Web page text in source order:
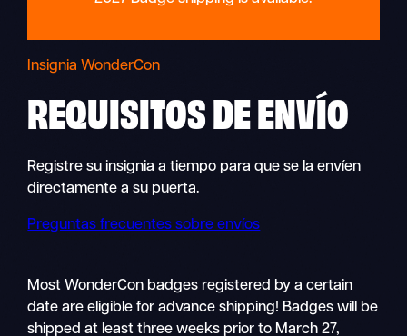
Insignia WonderCon
REQUISITOS DEENVÍO
Registre su insignia a tiempo para que se la envíen
directamente a su puerta.
Preguntas frecuentes sobre envíos
Most WonderCon badges registered by a certain
date are eligible for advance shipping! Badges will be
shipped at least three weeks prior to March 27,